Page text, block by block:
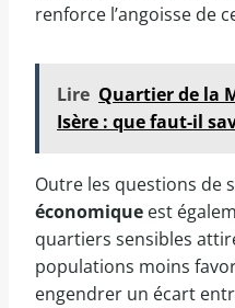
renforce l’angoisse de
Lire Quartier de la
Isère : que faut-il
Outre les questions de
économique est
quartiers sensibles
populations moins
engendrer un écart